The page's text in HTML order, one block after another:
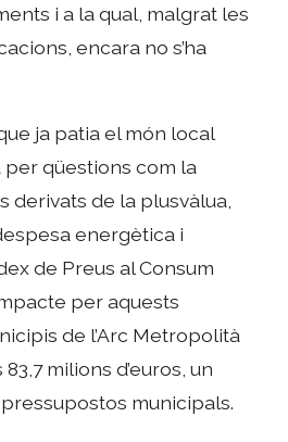
i a la qual, malgrat les
encara no s’ha
ja patia el món local
per qüestions com la
derivats de la plusvàlua,
energètica i
de Preus al Consum
per aquests
de l’Arc Metropolità
milions d’euros, un
municipals.